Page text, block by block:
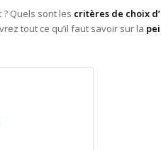
Quels sont les critères de choix
tout ce qu’il faut savoir sur la